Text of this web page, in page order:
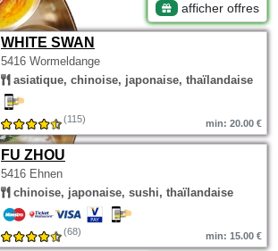
afficher offres
WHITE SWAN
5416 Wormeldange
asiatique, chinoise, japonaise, thaïlandaise
(115) min: 20.00 €
FU ZHOU
5416 Ehnen
chinoise, japonaise, sushi, thaïlandaise
(68) min: 15.00 €